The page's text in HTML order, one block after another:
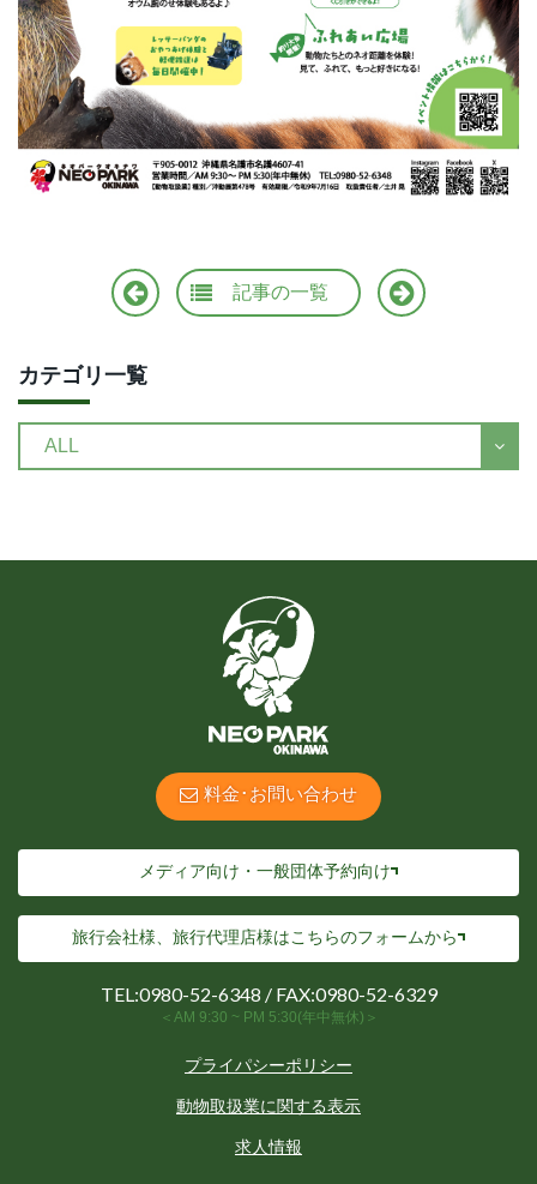
記事の一覧
カテゴリ一覧
料金･お問い合わせ
メディア向け・一般団体予約向け
旅行会社様、旅行代理店様はこちらのフォームから
TEL:0980-52-6348 / FAX:0980-52-6329
＜AM 9:30 ~ PM 5:30(年中無休)＞
プライパシーポリシー
動物取扱業に関する表示
求人情報